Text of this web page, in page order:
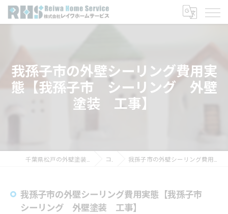
我孫子市の外壁シーリング費用実
態【我孫子市 シーリング 外壁
塗装 工事】
コラム 我孫子市の外壁シーリング費用実態【我孫子市 シーリング 外壁塗装 工事】
我孫子市の外壁シーリング費用実態【我孫子市
シーリング 外壁塗装 工事】